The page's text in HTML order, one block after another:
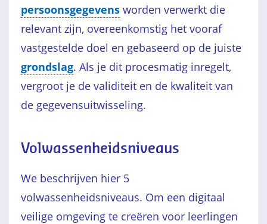
persoonsgegevens worden verwerkt die
relevant zijn, overeenkomstig het vooraf
vastgestelde doel en gebaseerd op de juiste
grondslag. Als je dit procesmatig inregelt,
vergroot je de validiteit en de kwaliteit van
de gegevensuitwisseling.
Volwassenheidsniveaus
We beschrijven hier 5
volwassenheidsniveaus. Om een digitaal
veilige omgeving te creëren voor leerlingen